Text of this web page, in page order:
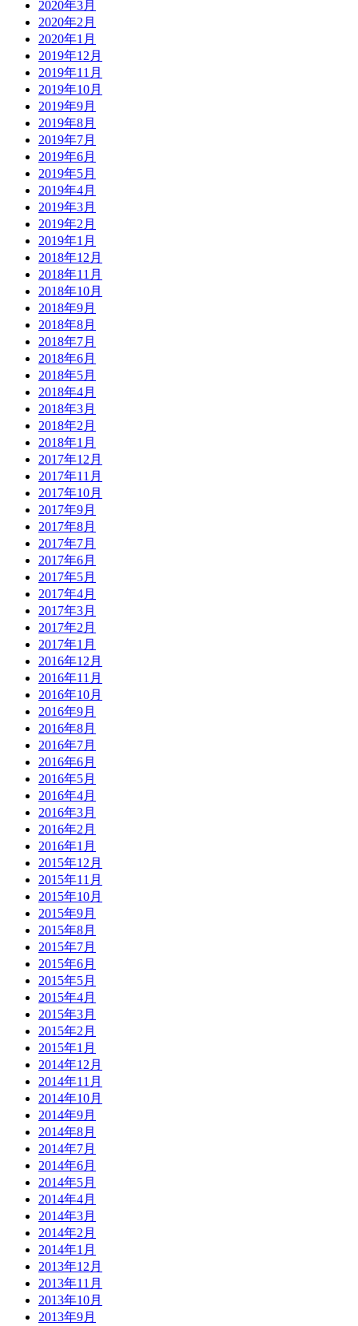
2020年3月
2020年2月
2020年1月
2019年12月
2019年11月
2019年10月
2019年9月
2019年8月
2019年7月
2019年6月
2019年5月
2019年4月
2019年3月
2019年2月
2019年1月
2018年12月
2018年11月
2018年10月
2018年9月
2018年8月
2018年7月
2018年6月
2018年5月
2018年4月
2018年3月
2018年2月
2018年1月
2017年12月
2017年11月
2017年10月
2017年9月
2017年8月
2017年7月
2017年6月
2017年5月
2017年4月
2017年3月
2017年2月
2017年1月
2016年12月
2016年11月
2016年10月
2016年9月
2016年8月
2016年7月
2016年6月
2016年5月
2016年4月
2016年3月
2016年2月
2016年1月
2015年12月
2015年11月
2015年10月
2015年9月
2015年8月
2015年7月
2015年6月
2015年5月
2015年4月
2015年3月
2015年2月
2015年1月
2014年12月
2014年11月
2014年10月
2014年9月
2014年8月
2014年7月
2014年6月
2014年5月
2014年4月
2014年3月
2014年2月
2014年1月
2013年12月
2013年11月
2013年10月
2013年9月